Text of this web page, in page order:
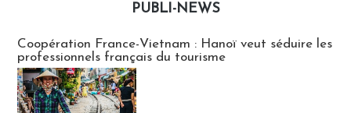
PUBLI-NEWS
Coopération France-Vietnam : Hanoï veut séduire les
professionnels français du tourisme